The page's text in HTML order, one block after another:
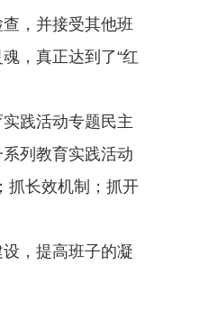
，并接受其他班
，真正达到了“红
践活动专题民主
列教育实践活动
抓长效机制；抓开
，提高班子的凝